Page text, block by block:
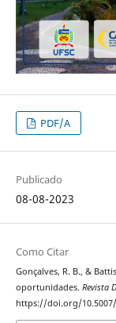
PDF/A
Publicado
08-08-2023
Como Citar
Gonçalves, R. B., &
oportunidades. Revista
https://doi.org/10.5007/